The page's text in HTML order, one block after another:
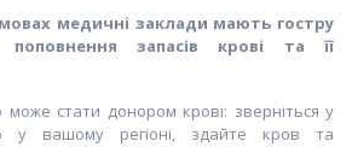
медичні заклади мають гостру
поповнення запасів крові та її
може стати донором крові: зверніться у
у вашому регіоні, здайте кров та